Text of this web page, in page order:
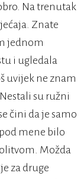
Na trenutak
Znate
jednom
i ugledala
uvijek ne znam
su ružni
čini da je samo
mene bilo
Možda
za druge